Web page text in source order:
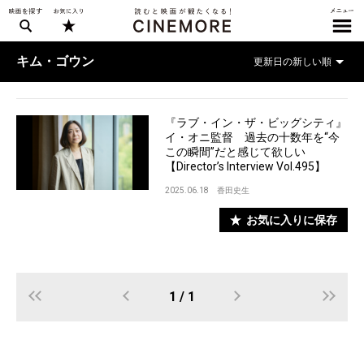
キム・ゴウン
『ラブ・イン・ザ・ビッグシティ』
イ・オニ監督 過去の十数年を“今
この瞬間”だと感じて欲しい
【Director’s Interview Vol.495】
2025.06.18 香田史生
お気に入りに保存
1 / 1